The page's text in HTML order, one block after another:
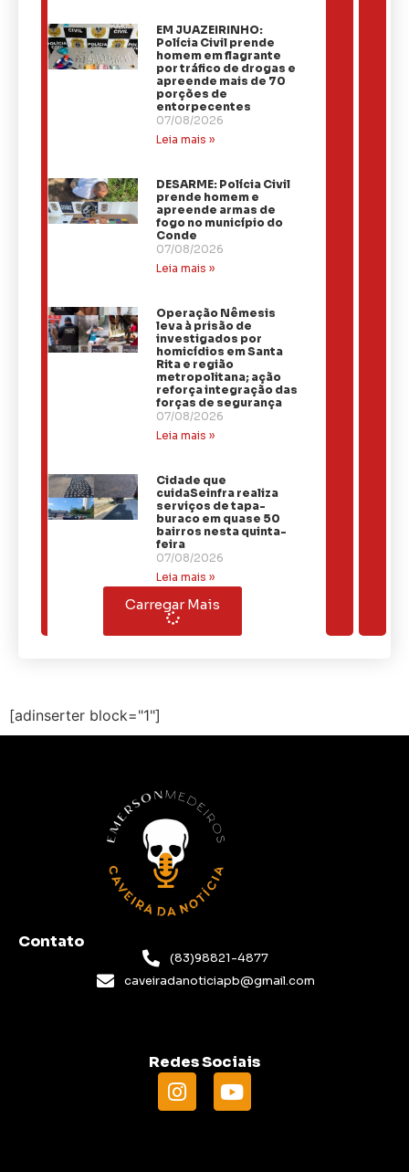
EM JUAZEIRINHO:
Polícia Civil prende
homem em flagrante
por tráfico de drogas e
apreende mais de 70
porções de
entorpecentes
07/08/2026
Leia mais »
DESARME: Polícia Civil
prende homem e
apreende armas de
fogo no município do
Conde
07/08/2026
Leia mais »
Operação Nêmesis
leva à prisão de
investigados por
homicídios em Santa
Rita e região
metropolitana; ação
reforça integração das
forças de segurança
07/08/2026
Leia mais »
Cidade que
cuidaSeinfra realiza
serviços de tapa-
buraco em quase 50
bairros nesta quinta-
feira
07/08/2026
Leia mais »
Carregar Mais
[adinserter block="1"]
Contato
(83)98821-4877
caveiradanoticiapb@gmail.com
Redes Sociais